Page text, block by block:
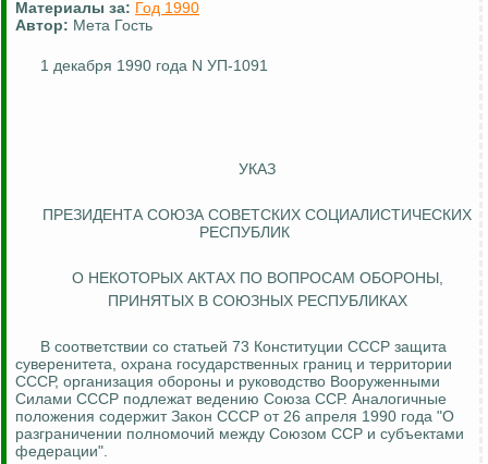
Материалы за: Год 1990
Автор: Мета Гость
1 декабря 1990 года N УП-1091
УКАЗ
ПРЕЗИДЕНТА СОЮЗА СОВЕТСКИХ СОЦИАЛИСТИЧЕСКИХ
РЕСПУБЛИК
О НЕКОТОРЫХ АКТАХ ПО ВОПРОСАМ ОБОРОНЫ,
ПРИНЯТЫХ В СОЮЗНЫХ РЕСПУБЛИКАХ
В соответствии со статьей 73 Конституции СССР защита
суверенитета, охрана государственных границ и территории
СССР, организация обороны и руководство Вооруженными
Силами СССР подлежат ведению Союза ССР. Аналогичные
положения содержит Закон СССР от 26 апреля 1990 года "О
разграничении полномочий между Союзом ССР и субъектами
федерации".